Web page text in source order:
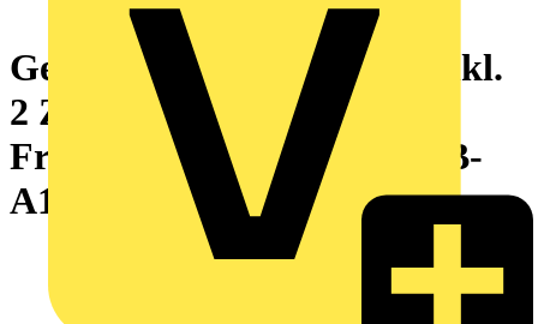
Geräteeinbaudose 1-fach inkl.
2 Zugentl. c/c60mm, F80-
Frontöffnung VKE=10 MIB-
A1